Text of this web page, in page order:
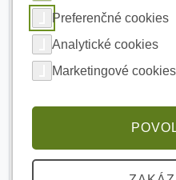
Preferenčné cookies
Analytické cookies
Marketingové cookies